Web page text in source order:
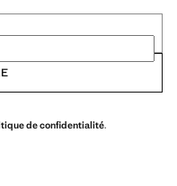
de confidentialité.